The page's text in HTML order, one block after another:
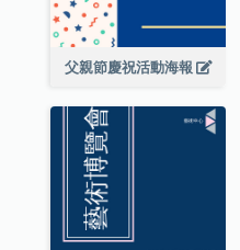
父親節慶祝活動海報